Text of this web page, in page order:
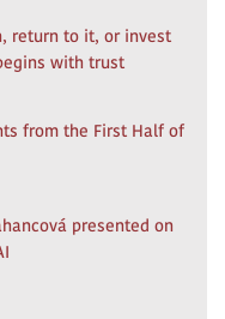
return to it, or invest
with trust
from the First Half of
presented on